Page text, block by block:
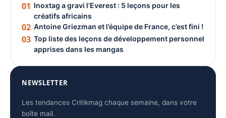
01 Inoxtag a gravi l’Everest : 5 leçons pour les
créatifs africains
02 Antoine Griezman et l’équipe de France, c’est fini !
03 Top liste des leçons de développement personnel
apprises dans les mangas
NEWSLETTER
Les tendances Critikmag chaque semaine, dans votre
boîte mail.